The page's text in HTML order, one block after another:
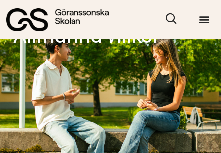
Allmänna villkor